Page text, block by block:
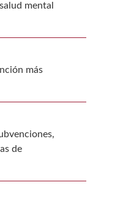
mental
más
de